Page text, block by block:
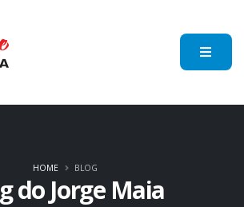
do Jorge Maia
HOME BLOG